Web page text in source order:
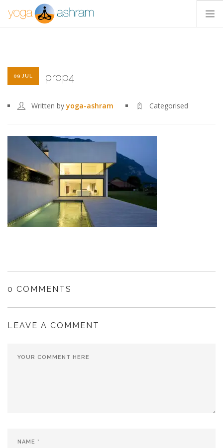
BLOG
09 JUL prop4
Written byyoga-ashram Categorised
0 COMMENTS
LEAVE A COMMENT